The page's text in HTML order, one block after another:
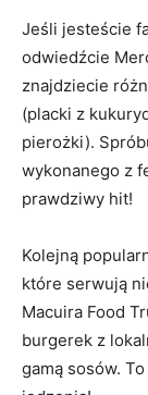
Jeśli jesteście
odwiedźcie
znajdziecie
(placki z⁢
pierożki).
wykonanego z
prawdziwy hit!
Kolejną
które serwują
Macuira Food
burgerek z
gamą sosów.